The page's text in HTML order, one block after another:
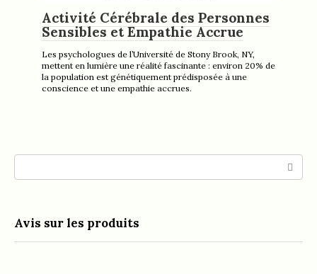
Activité Cérébrale des Personnes
Sensibles et Empathie Accrue
Les psychologues de l’Université de Stony Brook, NY,
mettent en lumière une réalité fascinante : environ 20% de
la population est génétiquement prédisposée à une
conscience et une empathie accrues.
Avis sur les produits